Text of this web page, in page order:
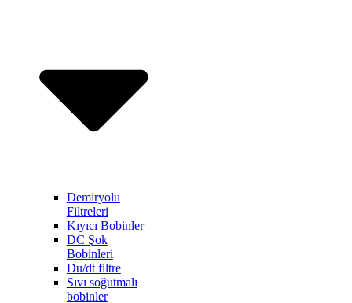
Demiryolu
Filtreleri
Kıyıcı Bobinler
DC Şok
Bobinleri
Du/dt filtre
Sıvı soğutmalı
bobinler